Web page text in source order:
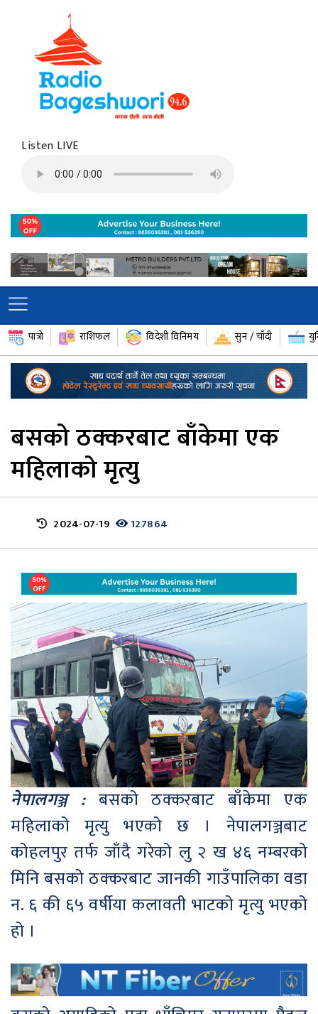
Listen LIVE
पात्रो राशिफल विदेशी विनिमय सुन / चाँदी
बसको ठक्करबाट बाँकेमा एक
महिलाको मृत्यु
2024-07-19 127864
नेपालगञ्ज :बसको ठक्करबाट बाँकेमा एक
महिलाको मृत्यु भएको छ । नेपालगञ्जबाट
कोहलपुर तर्फ जाँदै गरेको लु २ ख ४६ नम्बरको
मिनि बसको ठक्करबाट जानकी गाउँपालिका वडा
न. ६ की ६५ वर्षीया कलावती भाटको मृत्यु भएको
हो ।